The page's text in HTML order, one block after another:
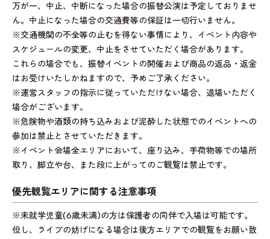
万が一、中止、中断になった場合の振替公演は予定しておりませ
ん。中止になった場合の交通費等の保証は一切行いません。
※交通機関の不全等の止むを得ない事情により、イベント内容や
スケジュールの変更、中止をさせていただく場合があります。
これらの場合でも、振替イベントの開催および商品の返品・返金
はお受けいたしかねますので、予めご了承ください。
※運営スタッフの指示に従っていただけない場合、退場いただく
場合がございます。
※危険物や酒類の持ち込みおよび泥酔した状態でのイベントへの
参加は禁止とさせていただきます。
※イベント会場全エリアにおいて、座り込み、手荷物等での場所
取り、脚立や台、また段に上がってのご観覧は禁止です。
優先観覧エリアに関する注意事項
※未就学児童(6歳未満)の方は保護者の同伴で入場は可能です。
但し、ライブの妨げになる場合は後方エリアでの観覧をお願い致